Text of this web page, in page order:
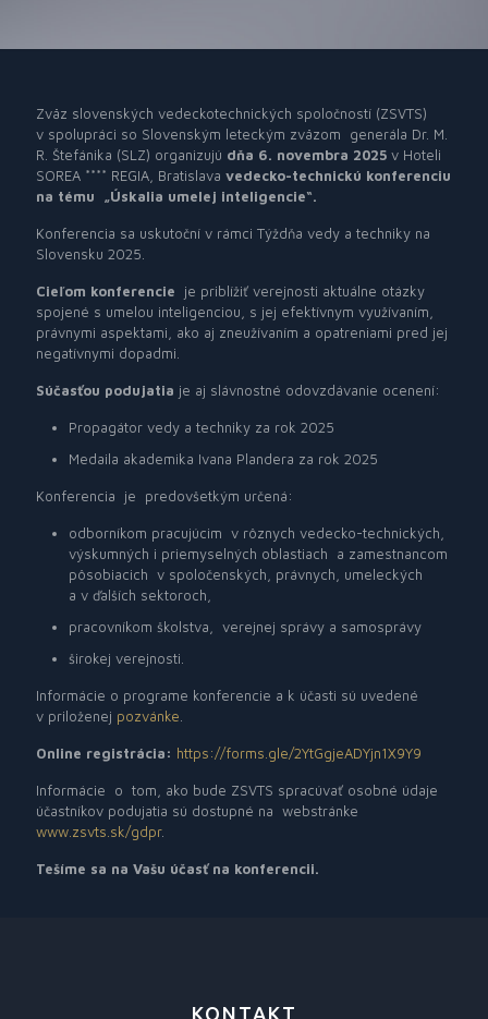
Zväz slovenských vedeckotechnických spoločností (ZSVTS)
v spolupráci so Slovenským leteckým zväzom
generála Dr. M.
R. Štefánika (SLZ) organizujú dňa 6. novembra 2025 v Hoteli
SOREA **** REGIA, Bratislava vedecko-technickú konferenciu
na tému
„Úskalia umelej inteligencie“.
Konferencia sa uskutoční v rámci Týždňa vedy a techniky na
Slovensku 2025.
Cieľom konferencie
je priblížiť verejnosti aktuálne otázky
spojené s umelou inteligenciou, s jej efektívnym využívaním,
právnymi aspektami, ako aj zneužívaním a opatreniami pred jej
negatívnymi dopadmi.
Súčasťou podujatia je aj slávnostné odovzdávanie ocenení:
Propagátor vedy a techniky za rok 2025
Medaila akademika Ivana Plandera za rok 2025
Konferencia je predovšetkým určená:
odborníkom pracujúcim v rôznych vedecko-technických,
výskumných i priemyselných oblastiach
a zamestnancom
pôsobiacich v spoločenských, právnych, umeleckých
a v ďalších sektoroch,
pracovníkom školstva, verejnej správy a samosprávy
širokej verejnosti.
Informácie o programe konferencie a k účasti sú uvedené
v priloženej pozvánke
Online registrácia: https://forms.gle/2YtGgjeADYjn1X9Y9
Informácie o tom, ako bude ZSVTS spracúvať osobné údaje
účastníkov podujatia sú dostupné na webstránke
www.zsvts.sk/gdpr.
Tešíme sa na Vašu účasť na konferencii.
KONTAKT